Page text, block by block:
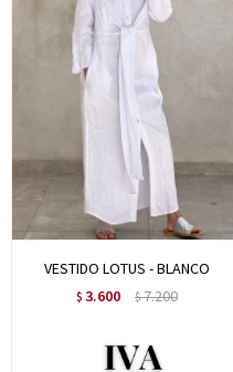
VESTIDO LOTUS - BLANCO
$ 3.600 $7.200